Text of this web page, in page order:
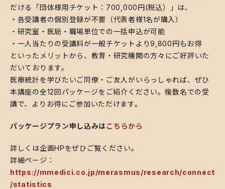
だける「団体様用チケット：700,000円(税込）」は、
・各受講者の個別登録が不要（代表者様1名が購入）
・研究室・医局・職場単位での一括申込が可能
・一人当たりの受講料が一般チケットより9,800円もお得
といったメリットから、教育・研究機関の方々にご好評いた
だいております。
医療統計を学びたいご同僚・ご友人がいらっしゃれば、ぜひ
本講座の全12回パッケージをご紹介ください。複数名での受
講で、よりお得にご参加いただけます。
パッケージプラン申し込みはこちらから
詳しくは企画HPをぜひご覧ください。
詳細ページ：
https://mmedici.co.jp/merasmus/research/connect
/statistics